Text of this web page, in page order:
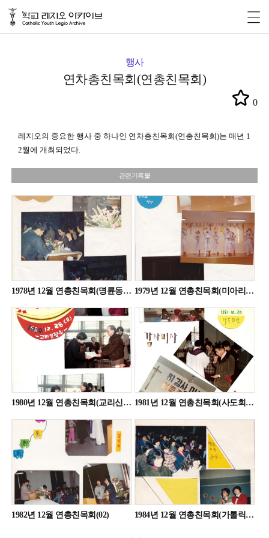
행사
연차총친목회(연총친목회)
0
레지오의 중요한 행사 중 하나인 연차총친목회(연총친목회)는 매년 1
2월에 개최되었다.
관련기록물
1978년 12월 연총친목회(명륜동 회관)(01) 1979년 12월 연총친목회(미아리성당)(01)
1980년 12월 연총친목회(교리신학원)(01) 1981년 12월 연총친목회(사도회관)(05)
1982년 12월 연총친목회(02) 1984년 12월 연총친목회(가톨릭학생회관)(17)